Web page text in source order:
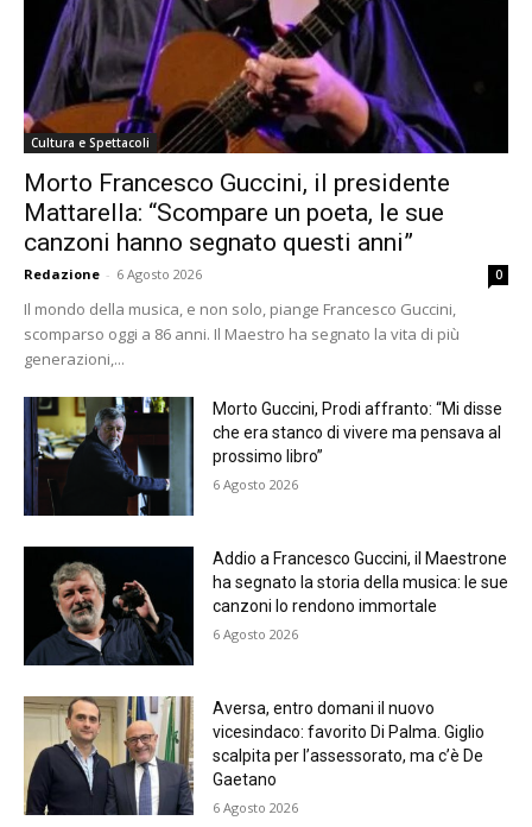
Cultura e Spettacoli
Morto Francesco Guccini, il presidente
Mattarella: “Scompare un poeta, le sue
canzoni hanno segnato questi anni”
Redazione - 6 Agosto 2026 0
Il mondo della musica, e non solo, piange Francesco Guccini,
scomparso oggi a 86 anni. Il Maestro ha segnato la vita di più
generazioni,...
Morto Guccini, Prodi affranto: “Mi disse
che era stanco di vivere ma pensava al
prossimo libro”
6 Agosto 2026
Addio a Francesco Guccini, il Maestrone
ha segnato la storia della musica: le sue
canzoni lo rendono immortale
6 Agosto 2026
Aversa, entro domani il nuovo
vicesindaco: favorito Di Palma. Giglio
scalpita per l’assessorato, ma c’è De
Gaetano
6 Agosto 2026